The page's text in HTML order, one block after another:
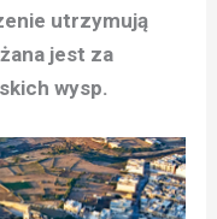
utrzymują
jest za
wysp.